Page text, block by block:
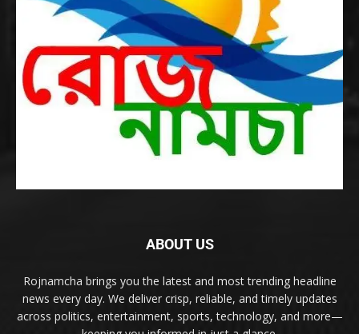
ABOUT US
Rojnamcha brings you the latest and most trending headline
news every day. We deliver crisp, reliable, and timely updates
across politics, entertainment, sports, technology, and more—